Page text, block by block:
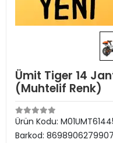
Ümit Tiger 14
(Muhtelif Renk)
Ürün Kodu:
Barkod: 8698906279907